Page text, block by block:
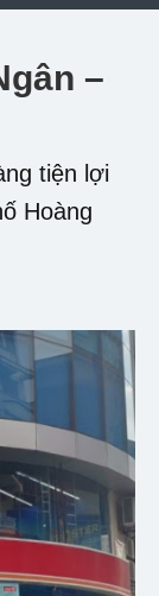
–
tiện lợi
Hoàng